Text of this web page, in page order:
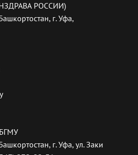
РОССИИ)
г. Уфа,
г. Уфа, ул. Заки